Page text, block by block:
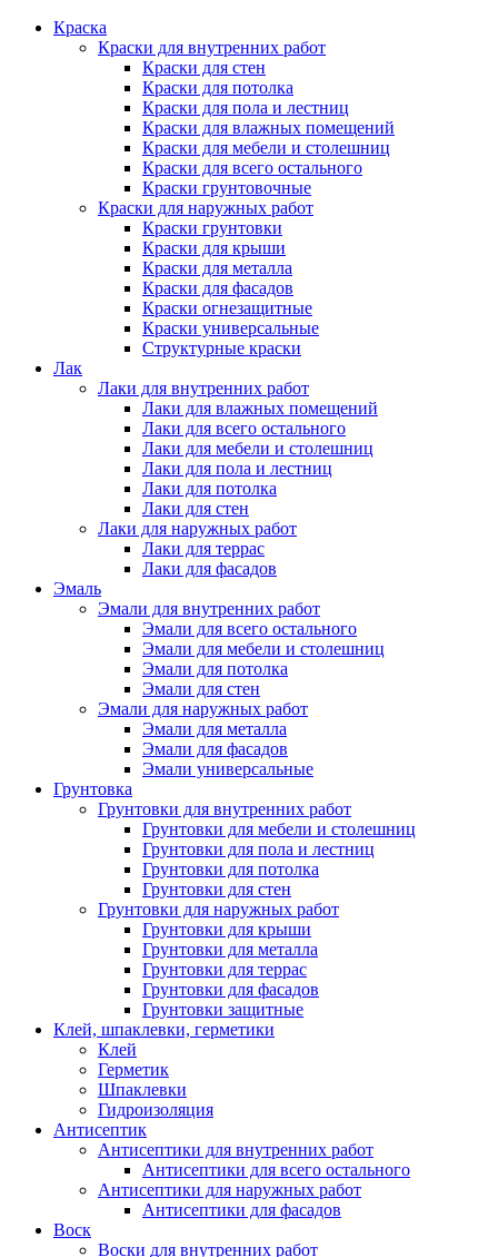
Краска
Краски для внутренних работ
Краски для стен
Краски для потолка
Краски для пола и лестниц
Краски для влажных помещений
Краски для мебели и столешниц
Краски для всего остального
Краски грунтовочные
Краски для наружных работ
Краски грунтовки
Краски для крыши
Краски для металла
Краски для фасадов
Краски огнезащитные
Краски универсальные
Структурные краски
Лак
Лаки для внутренних работ
Лаки для влажных помещений
Лаки для всего остального
Лаки для мебели и столешниц
Лаки для пола и лестниц
Лаки для потолка
Лаки для стен
Лаки для наружных работ
Лаки для террас
Лаки для фасадов
Эмаль
Эмали для внутренних работ
Эмали для всего остального
Эмали для мебели и столешниц
Эмали для потолка
Эмали для стен
Эмали для наружных работ
Эмали для металла
Эмали для фасадов
Эмали универсальные
Грунтовка
Грунтовки для внутренних работ
Грунтовки для мебели и столешниц
Грунтовки для пола и лестниц
Грунтовки для потолка
Грунтовки для стен
Грунтовки для наружных работ
Грунтовки для крыши
Грунтовки для металла
Грунтовки для террас
Грунтовки для фасадов
Грунтовки защитные
Клей, шпаклевки, герметики
Клей
Герметик
Шпаклевки
Гидроизоляция
Антисептик
Антисептики для внутренних работ
Антисептики для всего остального
Антисептики для наружных работ
Антисептики для фасадов
Воск
Воски для внутренних работ